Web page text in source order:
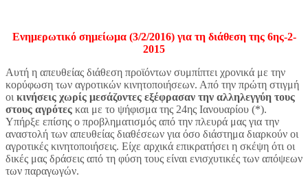
Ενημερωτικό σημείωμα (3/2/2016) για τη διάθεση της 6ης-2-
2015
Αυτή η απευθείας διάθεση προϊόντων συμπίπτει χρονικά με την
κορύφωση των αγροτικών κινητοποιήσεων. Από την πρώτη στιγμή
οι κινήσεις χωρίς μεσάζοντες εξέφρασαν την αλληλεγγύη τους
στους αγρότες και με το ψήφισμα της 24ης Ιανουαρίου (*).
Υπήρξε επίσης ο προβληματισμός από την πλευρά μας για την
αναστολή των απευθείας διαθέσεων για όσο διάστημα διαρκούν οι
αγροτικές κινητοποιήσεις. Είχε αρχικά επικρατήσει η σκέψη ότι οι
δικές μας δράσεις από τη φύση τους είναι ενισχυτικές των απόψεων
των παραγωγών.